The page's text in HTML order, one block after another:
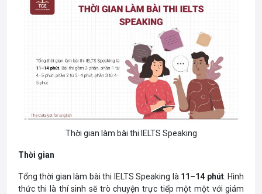
Thời gian làm bài thi IELTS Speaking
Thời gian
Tổngthời gian làm bài thi IELTS Speaking là 11–14 phút. Hình
thức thi là thí sinh sẽ trò chuyện trực tiếp một một với giám